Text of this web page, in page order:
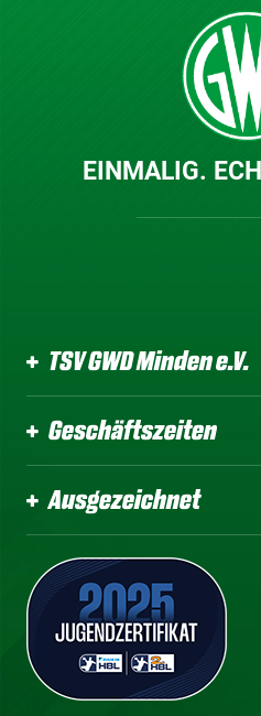
EINMALIG.
TSV GWD Minden e.V.
Geschäftszeiten
Ausgezeichnet